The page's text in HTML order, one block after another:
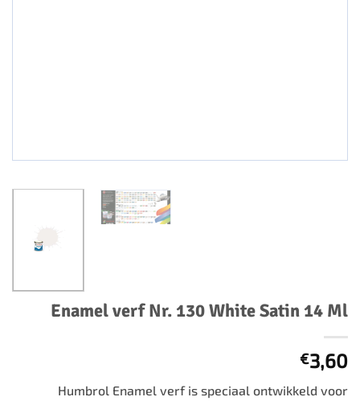
Enamel verf Nr. 130 White Satin 14 Ml
€3,60
Humbrol Enamel verf is speciaal ontwikkeld voor